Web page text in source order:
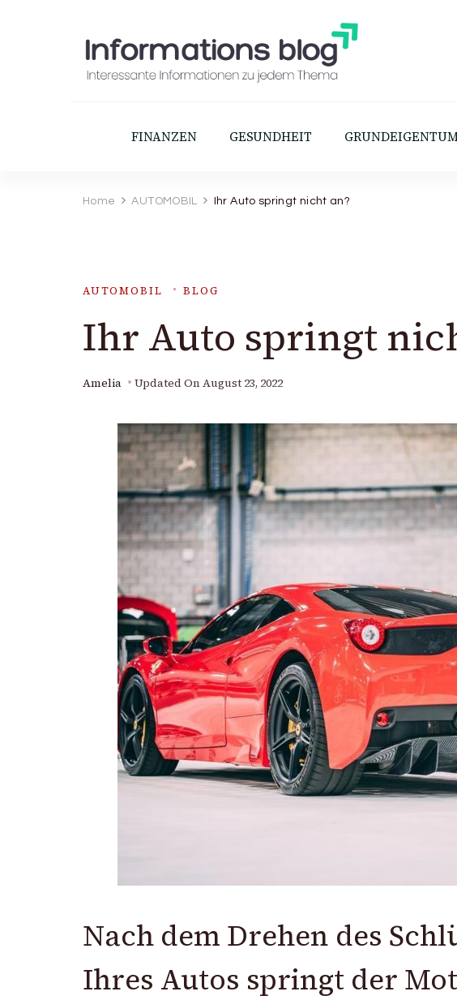
FINANZEN GESUNDHEIT
Home AUTOMOBIL Ihr Auto springt nicht an?
AUTOMOBIL BLOG
Ihr Auto springt
Amelia Updated On August 23, 2022
Nach dem Drehen des
Ihres Autos springt der